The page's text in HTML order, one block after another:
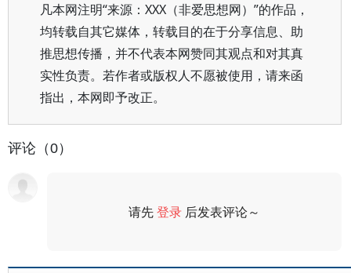
凡本网注明“来源：XXX（非爱思想网）”的作品，
均转载自其它媒体，转载目的在于分享信息、助
推思想传播，并不代表本网赞同其观点和对其真
实性负责。若作者或版权人不愿被使用，请来函
指出，本网即予改正。
评论（0）
请先登录 后发表评论～